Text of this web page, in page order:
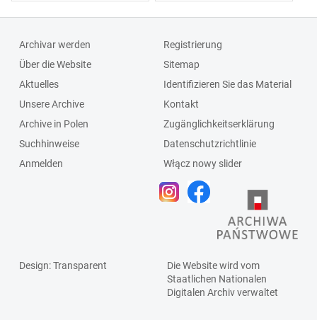
Archivar werden
Über die Website
Aktuelles
Unsere Archive
Archive in Polen
Suchhinweise
Anmelden
Registrierung
Sitemap
Identifizieren Sie das Material
Kontakt
Zugänglichkeitserklärung
Datenschutzrichtlinie
Włącz nowy slider
Design: Transparent
Die Website wird vom
Staatlichen Nationalen
Digitalen Archivverwaltet